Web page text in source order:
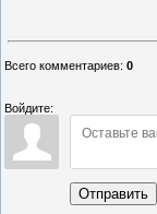
Всего комментариев: 0
Войдите:
Отправить